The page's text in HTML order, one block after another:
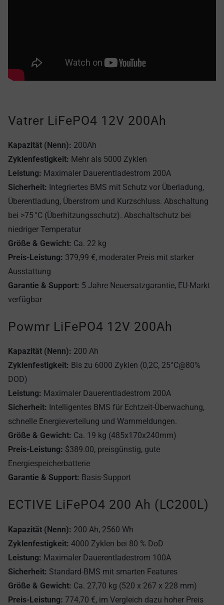
Vatrer LiFePO4 12V 200Ah
Kapazität (Nenn): 200Ah
Zyklenfestigkeit: Mehr als 5000 Zyklen
Leistung: Maximaler Dauerentladestrom 200A
Sicherheit: Integriertes BMS mit Schutz vor Überladung,
Überentladung, Überstrom und Kurzschluss. Abschaltung
bei >75 °C (Überhitzungsschutz). Abschaltschutz bei
niedriger Temperatur
Größe & Gewicht: Ca. 22 kg
Preis-Leistung: 379,99 €, moderater Preis mit starker
Ausstattung
Garantie & Support: 5 Jahre Neuersatzgarantie, EU-Markt
verfügbar
Powmr LiFePO4 12V 200Ah
Kapazität (Nenn): 200 Ah
Zyklenfestigkeit: Bis zu 6000 Zyklen (0,2C, 25°C@80%
DOD)
Leistung: Maximaler Dauerentladestrom 200A
Sicherheit: Intelligentes BMS für Echtzeit-Überwachung,
schnelle Energieverteilung und Warnmeldungen.
Größe & Gewicht: Ca. 19 kg (485x170x240mm)
Preis-Leistung: $389.00, preisgünstig, gute
Energiespeicherbatterie
Garantie & Support: Basis-Support
ECTIVE LiFePO4 200 Ah (LC200L)
Kapazität (Nenn): 200 Ah, 2560 Wh
Zyklenfestigkeit: 4000 Zyklen bei 80 % DoD
Leistung: Maximaler Dauerentladestrom 100A
Sicherheit: Standard-BMS mit smarten Features
Größe & Gewicht: Ca. 27,70 kg (520 x 267 x 228 mm)
Preis-Leistung: 774,70 €, im Vergleich dazu hoher Preis